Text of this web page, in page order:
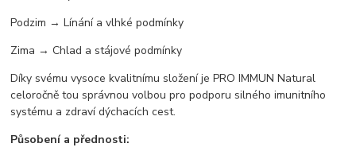
Podzim → Línání a vlhké podmínky
Zima → Chlad a stájové podmínky
Díky svému vysoce kvalitnímu složení je PRO IMMUN Natural
celoročně tou správnou volbou pro podporu silného imunitního
systému a zdraví dýchacích cest.
Působení a přednosti: